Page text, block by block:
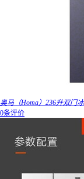
奥马（Homa）236升双门
0条评价